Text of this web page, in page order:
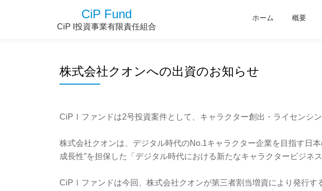
CiP Fund
CiP I投資事業有限責任組合
ホーム 概要
株式会社クオンへの出資のお知らせ
CiPⅠファンドは2号投資案件として、キャラクター創出・ライセンシ
株式会社クオンは、デジタル時代のNo.1キャラクター企業を目指す日
成⻑性”を担保した「デジタル時代における新たなキャラクタービジネ
CiPⅠファンドは今回、株式会社クオンが第三者割当増資により発行